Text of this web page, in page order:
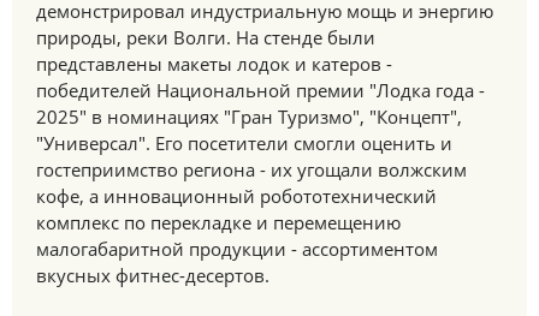
демонстрировал индустриальную мощь и энергию
природы, реки Волги. На стенде были
представлены макеты лодок и катеров -
победителей Национальной премии "Лодка года -
2025" в номинациях "Гран Туризмо", "Концепт",
"Универсал". Его посетители смогли оценить и
гостеприимство региона - их угощали волжским
кофе, а инновационный робототехнический
комплекс по перекладке и перемещению
малогабаритной продукции - ассортиментом
вкусных фитнес-десертов.